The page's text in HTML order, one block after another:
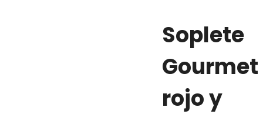
Soplete
Gourmet
rojo y